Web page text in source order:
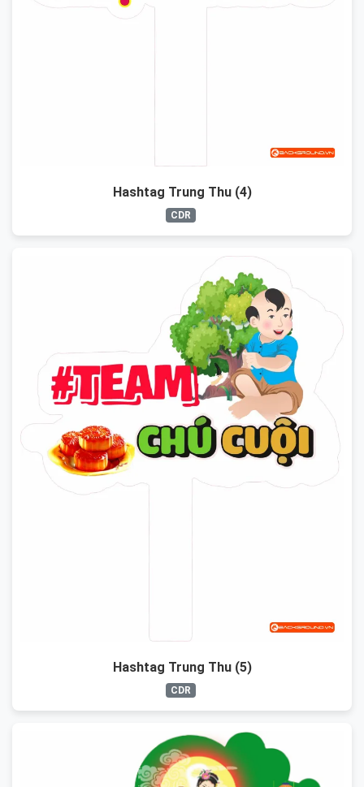
Hashtag Trung Thu (4)
CDR
Hashtag Trung Thu (5)
CDR